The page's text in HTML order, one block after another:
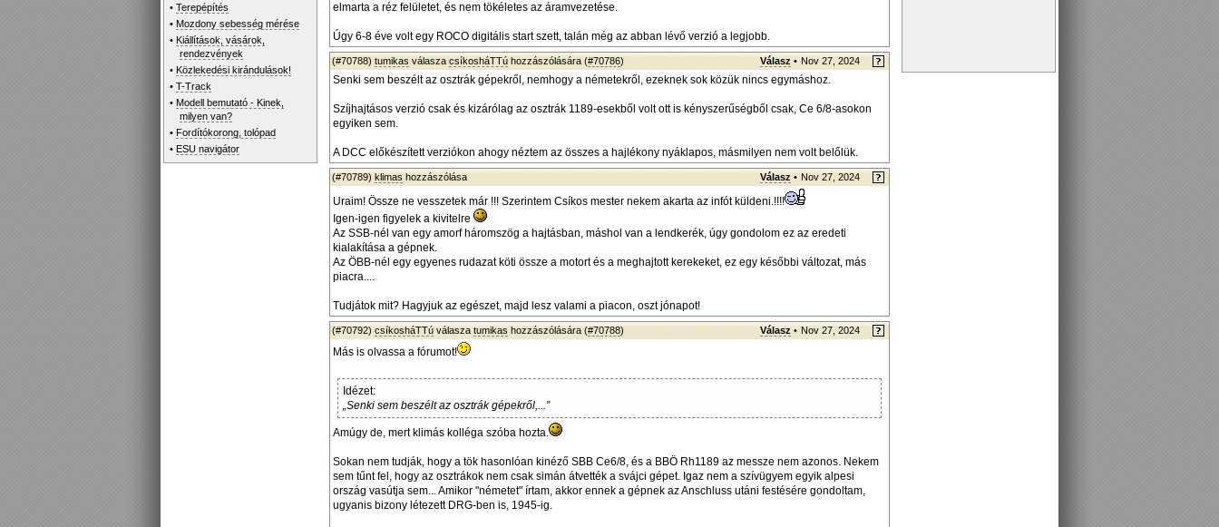
•Terepépítés
• Mozdony sebesség mérése
• Kiállítások, vásárok,
rendezvények
• Közlekedési kirándulások!
•T-Track
• Modell bemutató - Kinek,
milyen van?
• Fordítókorong, tolópad
• ESU navigátor
elmarta a réz felületet, és nem tökéletes az áramvezetése.
Úgy 6-8 éve volt egy ROCO digitális start szett, talán még az abban lévő verzió a legjobb.
(#70788) tumikas válasza csíkosháTTú hozzászólására (#70786) Válasz • Nov 27, 2024
Senki sem beszélt az osztrák gépekről, nemhogy a németekről, ezeknek sok közük nincs egymáshoz.
Szíjhajtásos verzió csak és kizárólag az osztrák 1189-esekből volt ott is kényszerűségből csak, Ce 6/8-asokon
egyiken sem.
A DCC előkészített verziókon ahogy néztem az összes a hajlékony nyáklapos, másmilyen nem volt belőlük.
(#70789) klimas hozzászólása Válasz • Nov 27, 2024
Uraim! Össze ne vesszetek már !!! Szerintem Csíkos mester nekem akarta az infót küldeni.!!!!
Igen-igen figyelek a kivitelre
Az SSB-nél van egy amorf háromszög a hajtásban, máshol van a lendkerék, úgy gondolom ez az eredeti
kialakítása a gépnek.
Az ÖBB-nél egy egyenes rudazat köti össze a motort és a meghajtott kerekeket, ez egy későbbi változat, más
piacra....
Tudjátok mit? Hagyjuk az egészet, majd lesz valami a piacon, oszt jónapot!
(#70792) csíkosháTTú válasza tumikas hozzászólására (#70788) Válasz • Nov 27, 2024
Más is olvassa a fórumot!
Idézet:
„Senki sem beszélt az osztrák gépekről,...”
Amúgy de, mert klimás kolléga szóba hozta.
Sokan nem tudják, hogy a tök hasonlóan kinéző SBB Ce6/8, és a BBÖ Rh1189 az messze nem azonos. Nekem
sem tűnt fel, hogy az osztrákok nem csak simán átvették a svájci gépet. Igaz nem a szívügyem egyik alpesi
ország vasútja sem... Amikor "németet" írtam, akkor ennek a gépnek az Anschluss utáni festésére gondoltam,
ugyanis bizony létezett DRG-ben is, 1945-ig.